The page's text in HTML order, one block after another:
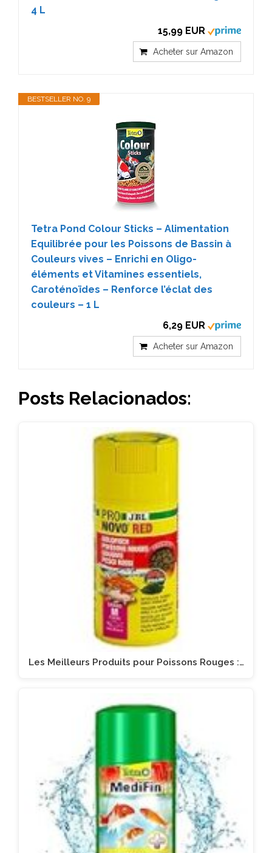
4 L
15,99 EUR
Acheter sur Amazon
BESTSELLER NO. 9
Tetra Pond Colour Sticks – Alimentation
Equilibrée pour les Poissons de Bassin à
Couleurs vives – Enrichi en Oligo-
éléments et Vitamines essentiels,
Caroténoïdes – Renforce l’éclat des
couleurs – 1 L
6,29 EUR
Acheter sur Amazon
Posts Relacionados:
Les Meilleurs Produits pour Poissons Rouges :…